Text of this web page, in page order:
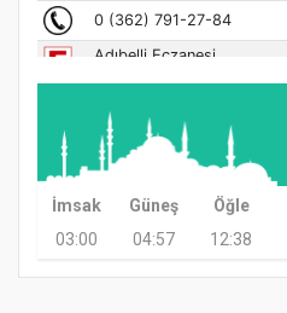
İmsak Güneş Öğle
03:00
04:57 12:38